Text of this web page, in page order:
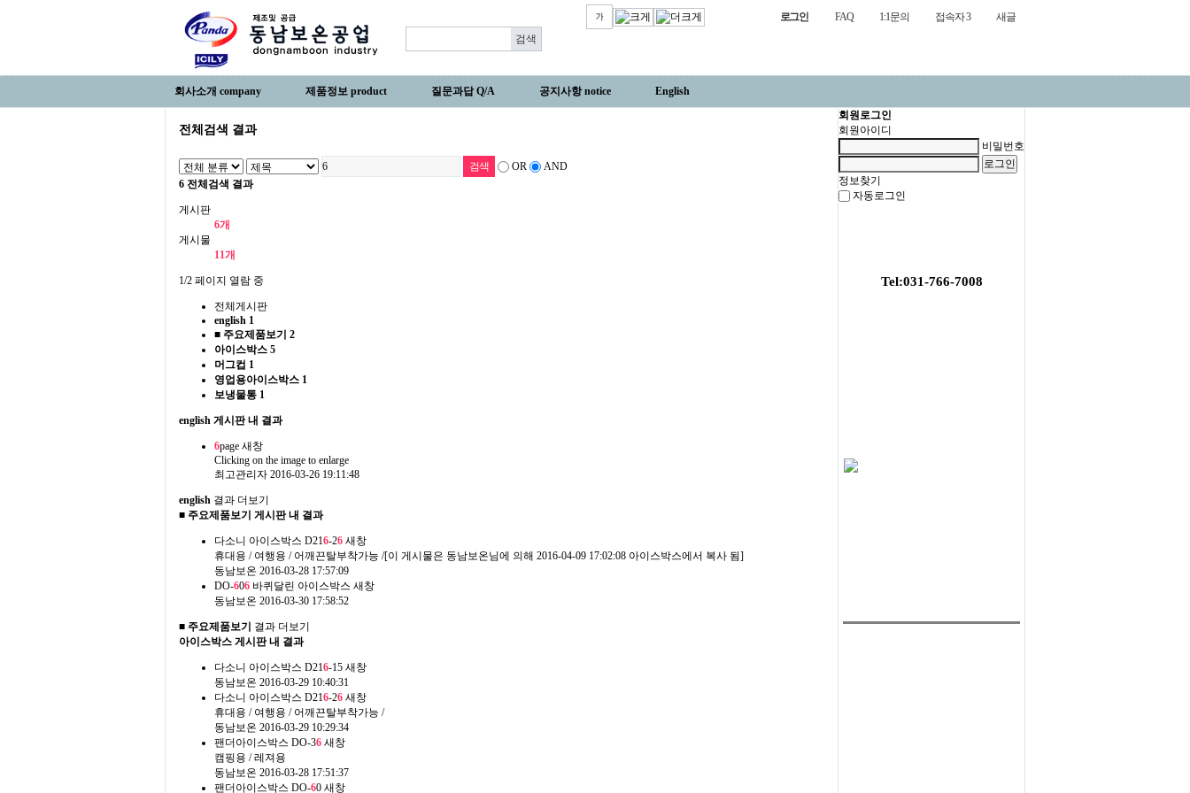
로그인 FAQ 1:1문의 접속자 3 새글
회사소개 company 제품정보 product 질문과답 Q/A 공지사항 notice
English
회원로그인
회원아이디
비밀번호
정보찾기
자동로그인
Tel:031-766-7008
전체검색 결과
OR
AND
6 전체검색 결과
게시판
6개
게시물
11개
1/2 페이지 열람 중
전체게시판
english 1
■ 주요제품보기 2
아이스박스 5
머그컵 1
영업용아이스박스 1
보냉물통 1
english 게시판 내 결과
6page 새창
Clicking on the image to enlarge
최고관리자 2016-03-26 19:11:48
english 결과 더보기
■ 주요제품보기 게시판 내 결과
다소니 아이스박스 D216-26 새창
휴대용 / 여행용 / 어깨끈탈부착가능 /[이 게시물은 동남보온님에 의해 2016-04-09 17:02:08 아이스박스에서 복사 됨]
동남보온 2016-03-28 17:57:09
DO-606 바퀴달린 아이스박스 새창
동남보온 2016-03-30 17:58:52
■ 주요제품보기
결과 더보기
아이스박스 게시판 내 결과
다소니 아이스박스 D216-15 새창
동남보온 2016-03-29 10:40:31
다소니 아이스박스 D216-26 새창
휴대용 / 여행용 / 어깨끈탈부착가능 /
동남보온 2016-03-29 10:29:34
팬더아이스박스 DO-36 새창
캠핑용 / 레져용
동남보온 2016-03-28 17:51:37
팬더아이스박스 DO-60 새창